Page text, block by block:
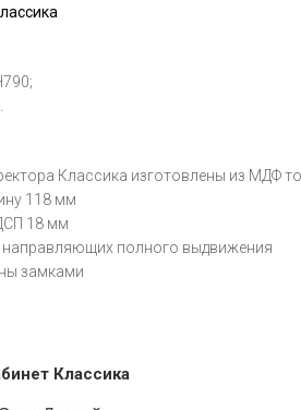
Классика изготовлены из МДФ
118 мм
18 мм
полного выдвижения
замками
Классика